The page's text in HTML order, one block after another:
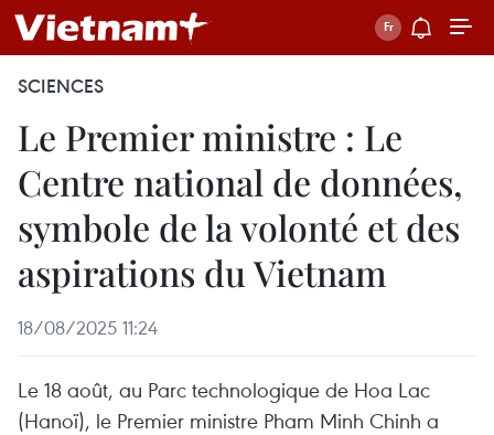
SCIENCES
Le Premier ministre : Le
Centre national de données,
symbole de la volonté et des
aspirations du Vietnam
18/08/2025 11:24
Le 18 août, au Parc technologique de Hoa Lac
(Hanoï), le Premier ministre Pham Minh Chinh a